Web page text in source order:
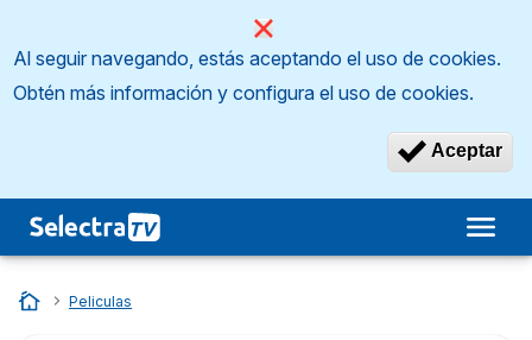
Al seguir navegando, estás aceptando el uso de cookies.
Obtén más información y configura el uso de cookies.
Aceptar
Inicio
…
Peliculas